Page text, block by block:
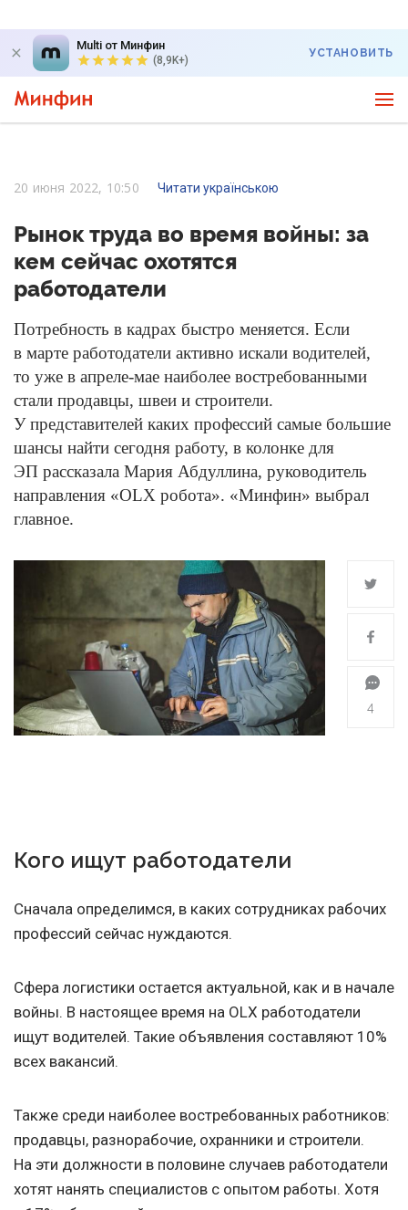
Multi от Минфин
(8,9K+)
УСТАНОВИТЬ
20 июня 2022, 10:50 Читати українською
Рынок труда во время войны: за
кем сейчас охотятся
работодатели
Потребность в кадрах быстро меняется. Если
в марте работодатели активно искали водителей,
то уже в апреле-мае наиболее востребованными
стали продавцы, швеи и строители.
У представителей каких профессий самые большие
шансы найти сегодня работу, в колонке для
ЭП рассказала Мария Абдуллина, руководитель
направления «OLX робота». «Минфин» выбрал
главное.
4
Кого ищут работодатели
Сначала определимся, в каких сотрудниках рабочих
профессий сейчас нуждаются.
Сфера логистики остается актуальной, как и в начале
войны. В настоящее время на OLX работодатели
ищут водителей. Такие объявления составляют 10%
всех вакансий.
Также среди наиболее востребованных работников:
продавцы, разнорабочие, охранники и строители.
На эти должности в половине случаев работодатели
хотят нанять специалистов с опытом работы. Хотя